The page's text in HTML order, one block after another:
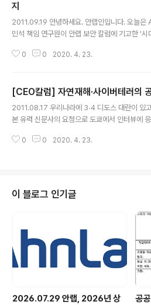
너지를 절약할 수 있는 방안을 살펴보고, 가정에서
수 있는 IT 기기 전력 소비 절감 방법을 알아본다
너지 소비의 25%는 IT 기기 시장조사기관 가트
면,기업의 에너지 비용 중 냉난방 및 공조 시설은
장비는 25%, 조명 시설은 11%를 차지하는 것으
지
2011.09.19 안녕하세요. 안랩인입니다. 오늘은
민석 책임 연구원이 안랩 보안 칼럼에 기고한 '시
겠습니다. - 최근 발생한 대규모 고객 정보 유출
했다. 좀비PC의 개념은 사실 기존 악성코드와 특
지 않은데, 왜 이런 비슷한 용어가 계속 생겨나는
퓨터 바이러스(이하 바이러스)가 일반에게 처음
많은 사람들이 생물학적 바이러스와 혼동하거나
0 0 2020. 4. 23.
[CEO칼럼] 자연재해·사이버테러의
2011.08.17 우리나라에 3∙4 디도스 대란이 있
본 유력 신문사의 요청으로 도쿄에서 인터뷰에 응
제에 큰 관심을 보였다. 일본은 빈번하게 발생하는
스를 기다리고 있는데 땅이 심하게 흔들렸다. 일본
지역에서 쓰나미 사태가 발생했기 때문이었다. 꼼
발이 묶여 호텔 로비에서 밤을 보내며 일본인들
생생히 목격할 수 있었다. 지진이 날 때마다 정확
는 휴대폰 경보와 확성기를 통한 정보공유, 그리
을 유지하는 재난방송이 인상적이었다. 평..
0 0 2020. 4. 23.
이 블로그 인기글
2026.07.29 안랩, 2026년 상
공